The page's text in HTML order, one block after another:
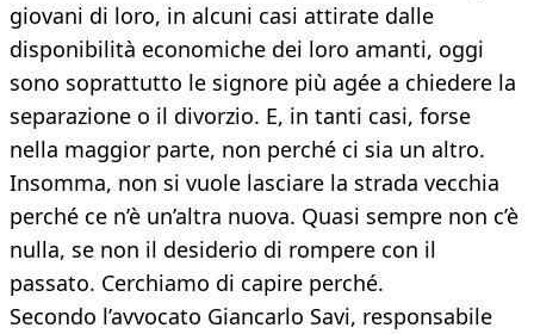
giovani di loro, in alcuni casi attirate dalle
disponibilità economiche dei loro amanti, oggi
sono soprattutto le signore più agée a chiedere la
separazione o il divorzio. E, in tanti casi, forse
nella maggior parte, non perché ci sia un altro.
Insomma, non si vuole lasciare la strada vecchia
perché ce n’è un’altra nuova. Quasi sempre non c’è
nulla, se non il desiderio di rompere con il
passato. Cerchiamo di capire perché.
Secondo l’avvocato Giancarlo Savi, responsabile